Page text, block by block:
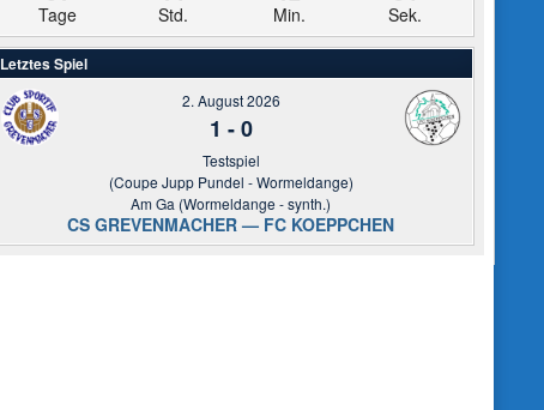
Tage Std. Min. Sek.
Letztes Spiel
2. August 2026
1 -0
Testspiel
(Coupe Jupp Pundel - Wormeldange)
Am Ga (Wormeldange - synth.)
CS GREVENMACHER — FC KOEPPCHEN